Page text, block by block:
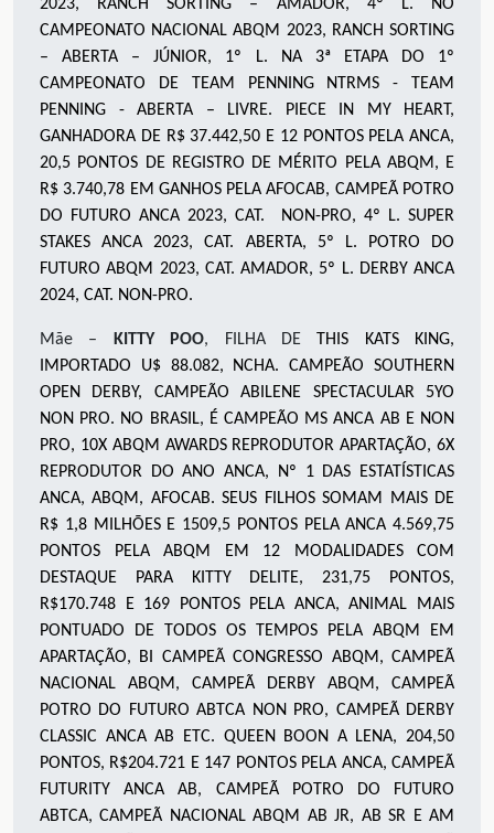
2023, RANCH SORTING – AMADOR, 4º L. NO
CAMPEONATO NACIONAL ABQM 2023, RANCH SORTING
– ABERTA – JÚNIOR, 1º L. NA 3ª ETAPA DO 1º
CAMPEONATO DE TEAM PENNING NTRMS - TEAM
PENNING - ABERTA – LIVRE. PIECE IN MY HEART,
GANHADORA DE R$ 37.442,50 E 12 PONTOS PELA ANCA,
20,5 PONTOS DE REGISTRO DE MÉRITO PELA ABQM, E
R$ 3.740,78 EM GANHOS PELA AFOCAB, CAMPEÃ POTRO
DO FUTURO ANCA 2023, CAT. NON-PRO, 4º L. SUPER
STAKES ANCA 2023, CAT. ABERTA, 5º L. POTRO DO
FUTURO ABQM 2023, CAT. AMADOR, 5º L. DERBY ANCA
2024, CAT. NON-PRO.
Mãe – KITTY POO, FILHA DE THIS KATS KING,
IMPORTADO U$ 88.082, NCHA. CAMPEÃO SOUTHERN
OPEN DERBY, CAMPEÃO ABILENE SPECTACULAR 5YO
NON PRO. NO BRASIL, É CAMPEÃO MS ANCA AB E NON
PRO, 10X ABQM AWARDS REPRODUTOR APARTAÇÃO, 6X
REPRODUTOR DO ANO ANCA, Nº 1 DAS ESTATÍSTICAS
ANCA, ABQM, AFOCAB. SEUS FILHOS SOMAM MAIS DE
R$ 1,8 MILHÕES E 1509,5 PONTOS PELA ANCA 4.569,75
PONTOS PELA ABQM EM 12 MODALIDADES COM
DESTAQUE PARA KITTY DELITE, 231,75 PONTOS,
R$170.748 E 169 PONTOS PELA ANCA, ANIMAL MAIS
PONTUADO DE TODOS OS TEMPOS PELA ABQM EM
APARTAÇÃO, BI CAMPEÃ CONGRESSO ABQM, CAMPEÃ
NACIONAL ABQM, CAMPEÃ DERBY ABQM, CAMPEÃ
POTRO DO FUTURO ABTCA NON PRO, CAMPEÃ DERBY
CLASSIC ANCA AB ETC. QUEEN BOON A LENA, 204,50
PONTOS, R$204.721 E 147 PONTOS PELA ANCA, CAMPEÃ
FUTURITY ANCA AB, CAMPEÃ POTRO DO FUTURO
ABTCA, CAMPEÃ NACIONAL ABQM AB JR, AB SR E AM